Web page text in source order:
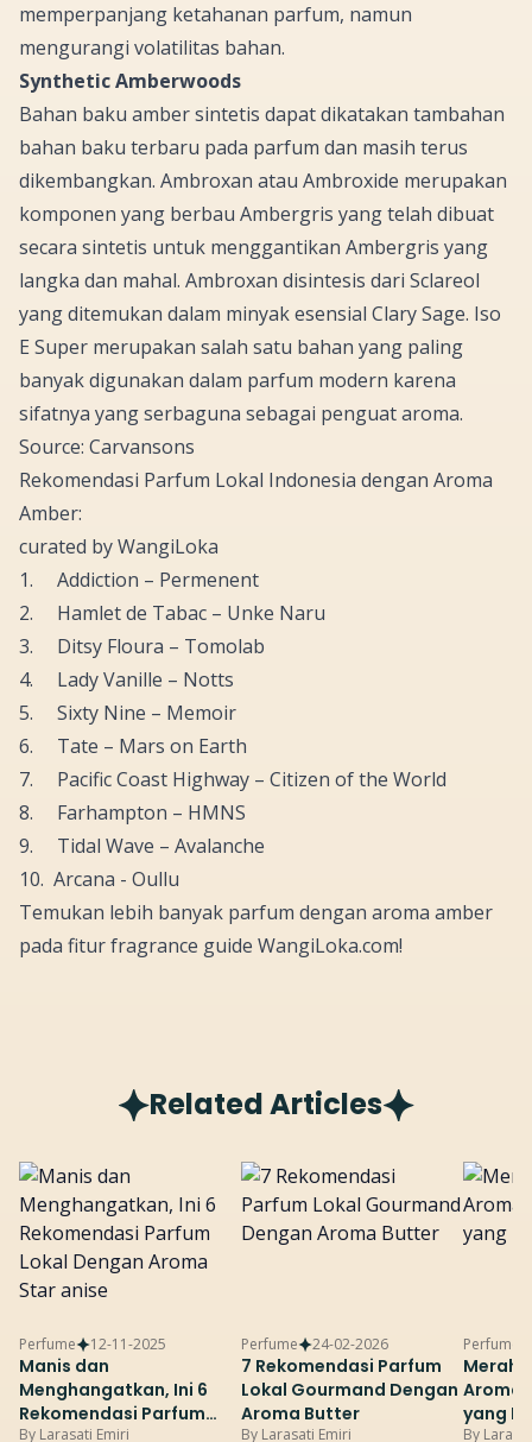
memperpanjang ketahanan parfum, namun
mengurangi volatilitas bahan.
Synthetic Amberwoods
Bahan baku amber sintetis dapat dikatakan tambahan
bahan baku terbaru pada parfum dan masih terus
dikembangkan. Ambroxan atau Ambroxide merupakan
komponen yang berbau Ambergris yang telah dibuat
secara sintetis untuk menggantikan Ambergris yang
langka dan mahal. Ambroxan disintesis dari Sclareol
yang ditemukan dalam minyak esensial Clary Sage. Iso
E Super merupakan salah satu bahan yang paling
banyak digunakan dalam parfum modern karena
sifatnya yang serbaguna sebagai penguat aroma.
Source: Carvansons
Rekomendasi Parfum Lokal Indonesia dengan Aroma
Amber:
curated byWangiLoka
1. Addiction – Permenent
2. Hamlet de Tabac – Unke Naru
3. Ditsy Floura – Tomolab
4. Lady Vanille – Notts
5. Sixty Nine – Memoir
6. Tate – Mars on Earth
7. Pacific Coast Highway – Citizen of the World
8. Farhampton – HMNS
9. Tidal Wave – Avalanche
10. Arcana - Oullu
Temukan lebih banyak parfum dengan aroma amber
pada fiturfragrance guide WangiLoka.com!
Related Articles
Perfume 12-11-2025
Manis dan
Menghangatkan, Ini 6
Rekomendasi Parfum
By Larasati Emiri
Perfume 24-02-2026
7 Rekomendasi Parfum
Lokal Gourmand Dengan
Aroma Butter
By Larasati Emiri
Perfume
Merah
Aroma
yang
By